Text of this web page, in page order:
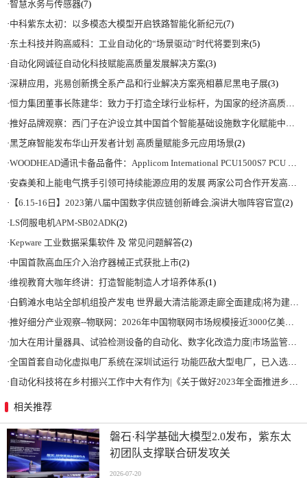
·智慧水务与传感器(7)
·中科紫东太初：以多模态大模型开启铁路智能化新纪元(7)
·东土科技并购高威科：工业自动化的“场景驱动”时代将要到来(5)
· 自动化网诚征自动化科技赋能高质量发展解决方案(3)
·深耕应用，兆易创新携全系产品和行业解决方案亮相慕尼黑电子展(3)
·恒力集团董事长陈建华：致力于打造全球行业标杆，为国家的经济高质量发展贡献更大力量|上海电气集团党委书记、董事长吴磊来访
·推好品牌观察：西门子在沪设立其中国首个智能基础设施数字化赋能中心
·黑芝麻智能发布华山开发者计划 高质量赋能多元应用场景(2)
·WOODHEAD通讯卡备品备件：Applicom International PCU1500S7 PCU 1500 S7 V4.5.0
·安森美和上能电气携手引领可持续能源应用的发展 两家公司合作开发高性能储能和太阳能组串式逆变器方案 以实现可持续的未来
· 【6.15-16日】2023第八届中国数字供应链创新峰会,演讲大咖阵容官宣(2)
·LS伺服电机APM-SB02ADK(2)
·Kepware 工业数据采集软件 及 常见问题解答(2)
·中国首款高血压介入治疗器械正式获批上市(2)
·维视教育大咖年终讲：打造智能制造人才培养体系(1)
·白鹤滩水电站全部机组投产发电 世界最大清洁能源走廊全面建成|将为建设新型能源体系、保障国家能源安全、实现“双碳”目标提供有力支撑
·推好细分产业观察--物联网：2026年中国物联网市场规模接近3000亿美元 智慧工厂、智慧城市、智慧电网等将占60%以上
·加大在用计量器具、试验检测设备的自动化、数字化改造力度|市场监管总局 工业和信息化部 关于促进企业计量能力提升的指导意见
·全国首套自动化虚拟电厂系统在深圳试运行 功能匹敌大型电厂，已入选国际典型案例
· 自动化科技将在乡村振兴工作中大有作为|《关于做好2023年全面推进乡村振兴重点工作的意见》发布
相关推荐
磐石·科学基础大模型2.0发布，紫东太
初团队支撑联合研发攻关
2026-07-20